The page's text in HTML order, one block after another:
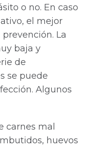
o no. En caso
el mejor
La
baja y
de
se puede
Algunos
carnes mal
huevos